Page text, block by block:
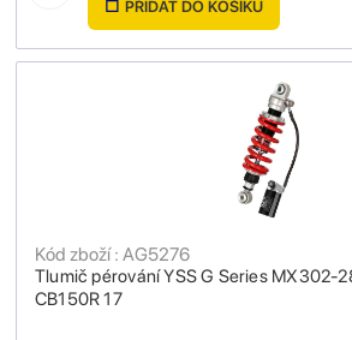
PŘIDAT DO KOŠÍKU
Tlumič pérování YSS G Series MX302-
CB150R 17
Kód zboží : AG5276